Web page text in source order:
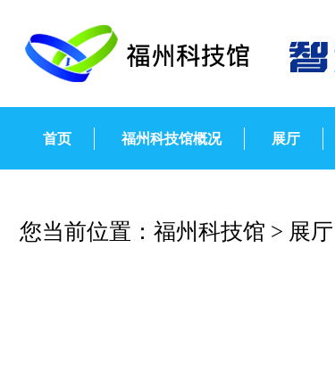
首页 福州科技馆概况 展厅
您当前位置： 福州科技馆 > 展厅